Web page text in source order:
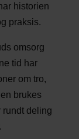
historien
praksis.
omsorg
tid har
om tro,
brukes
rundt deling